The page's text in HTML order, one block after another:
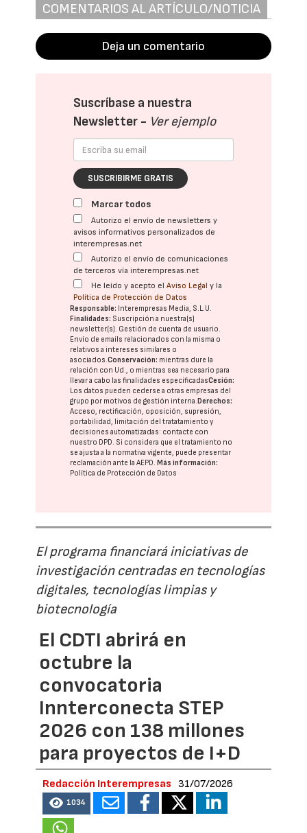
COMENTARIOS AL ARTÍCULO/NOTICIA
Deja un comentario
Suscríbase a nuestra
Newsletter - Ver ejemplo
SUSCRIBIRME GRATIS
Marcar todos
Autorizo el envío de newsletters y
avisos informativos personalizados de
interempresas.net
Autorizo el envío de comunicaciones
de terceros vía interempresas.net
He leído y acepto elAviso Legal y la
Política de Protección de Datos
Responsable: Interempresas Media, S.L.U.
Finalidades: Suscripción a nuestra(s)
newsletter(s). Gestión de cuenta de usuario.
Envío de emails relacionados con la misma o
relativos a intereses similares o
asociados.Conservación: mientras dure la
relación con Ud., o mientras sea necesario para
llevar a cabo las finalidades especificadasCesión:
Los datos pueden cederse a otras empresas del
grupo por motivos de gestión interna. Derechos:
Acceso, rectificación, oposición, supresión,
portabilidad, limitación del tratatamiento y
decisiones automatizadas: contacte con
nuestro DPD. Si considera que el tratamiento no
se ajusta a la normativa vigente, puede presentar
reclamación ante laAEPD. Más información:
Política de Protección de Datos
El programa financiará iniciativas de
investigación centradas en tecnologías
digitales, tecnologías limpias y
biotecnología
El CDTI abrirá en
octubre la
convocatoria
Innterconecta STEP
2026 con 138 millones
para proyectos de I+D
Redacción Interempresas 31/07/2026
1034